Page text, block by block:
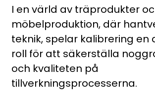
I en värld av träprodukter
möbelproduktion, där
teknik, spelar kalibrering en
roll för att säkerställa
och kvaliteten på
tillverkningsprocesserna.